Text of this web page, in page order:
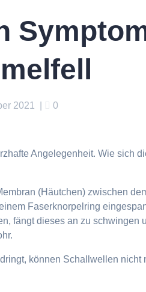
2021 0
Angelegenheit. Wie sich
(Häutchen) zwischen
Faserknorpelring
fängt dieses an zu schwingen
können Schallwellen nicht